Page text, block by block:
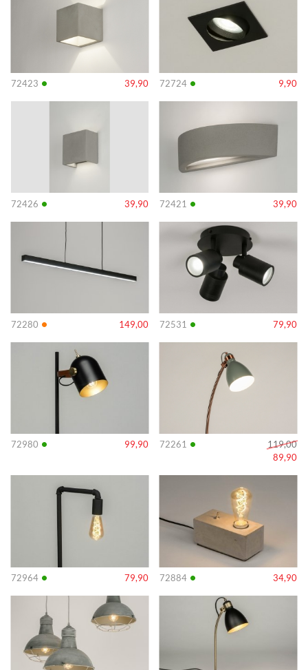
72423 • 39,90 72724 • 9,90
72426 • 39,90
Info
72421 • 39,90
Info
72280 • 149,00
Info
72531 • 79,90
Info
72980 • 99,90
Info
72261 •
119,00
89,90
Info
72964 • 79,90
Info
72884 • 34,90
Info
Info Info